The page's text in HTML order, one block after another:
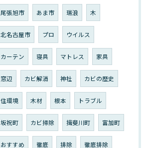
尾張旭市 あま市 瑞浪 木
北名古屋市 プロ ウイルス
カーテン 寝具 マトレス 家具
窓辺 カビ解消 神社 カビの歴史
住環境 木材 根本 トラブル
坂祝町 カビ掃除 揖斐川町 富加町
おすすめ 徹底 排除 徹底排除